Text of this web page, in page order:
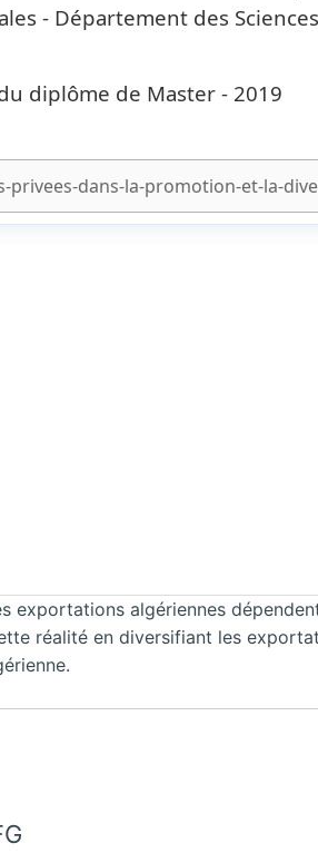
- Département des Sciences
diplôme de Master - 2019
exportations algériennes
réalité en diversifiant les